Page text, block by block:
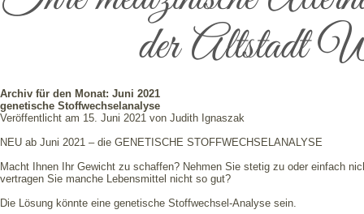
der Altstadt
Archiv für den Monat: Juni 2021
genetische Stoffwechselanalyse
Veröffentlicht am 15. Juni 2021 von Judith Ignaszak
NEU ab Juni 2021 – die GENETISCHE STOFFWECHSELANALYSE
Macht Ihnen Ihr Gewicht zu schaffen? Nehmen Sie stetig zu oder einfach
vertragen Sie manche Lebensmittel nicht so gut?
Die Lösung könnte eine genetische Stoffwechsel-Analyse sein.